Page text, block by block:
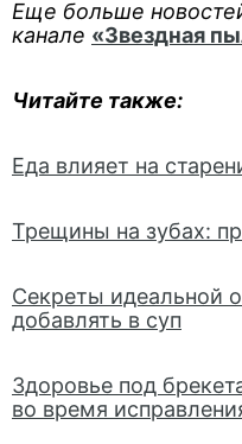
Еще больше
канале «Звездная
Читайте также:
Еда влияет на
Трещины на зубах:
Секреты идеальной
добавлять в суп
Здоровье под
во время